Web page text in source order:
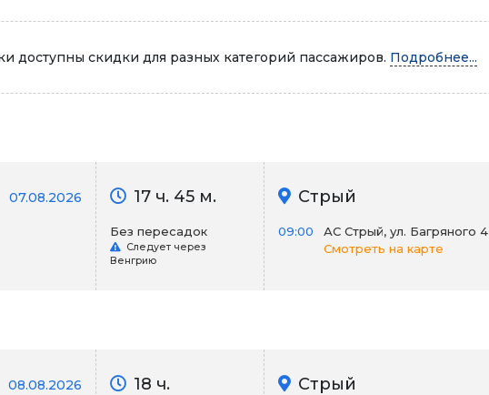
Автопарк
доступны скидки для разных категорий пассажиров. Подробнее...
07.08.2026 17 ч. 45 м.
Без пересадок
Следует через
Венгрию
Стрый
09:00
АС Стрый, ул. Багряного 4
Смотреть на карте
08.08.2026 18 ч. Стрый